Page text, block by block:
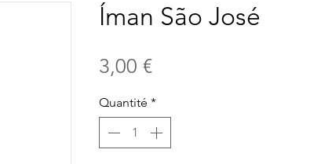
Íman São José
3,00 €Prix
Quantité *